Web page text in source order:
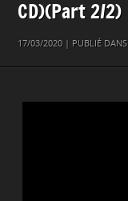
CD)(Part 2/2)
17/03/2020 | PUBLIÉ DANS